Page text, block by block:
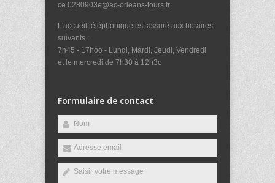
ce.0280903e@ac-orleans-tours.fr
L'accueil téléphonique est assuré aux horaires
suivants :
7h45 - 17hoo - Lundi, Mardi, Jeudi, Vendredi
et le mercredi de 7h30 à 12h3o
Formulaire de contact